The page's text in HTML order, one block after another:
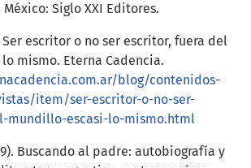
Siglo XXI Editores.
Ser escritor o no ser escritor, fuera del
mismo. Eterna Cadencia.
blog/contenidos-
item/ser-escritor-o-no-ser-
mundillo-escasi-lo-mismo.html
Buscando al padre: autobiografía y